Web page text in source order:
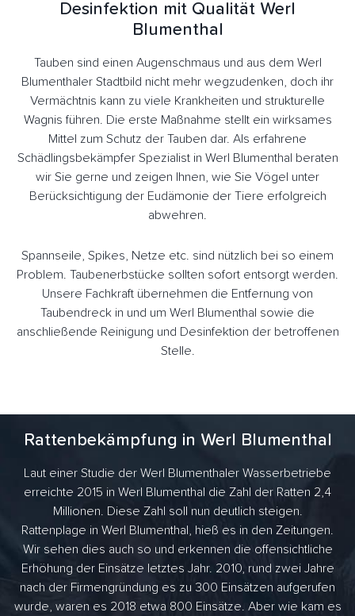
Desinfektion mit Qualität Werl
Blumenthal
Tauben sind einen Augenschmaus und aus dem Werl
Blumenthaler Stadtbild nicht mehr wegzudenken, doch ihr
Vermächtnis kann zu viele Krankheiten und strukturelle
Wagnis führen. Die erste Maßnahme stellt ein wirksames
Mittel zum Schutz der Tauben dar. Als erfahrene
Schädlingsbekämpfer Spezialist in Werl Blumenthal beraten
wir Sie gerne und zeigen Ihnen, wie Sie Vögel unter
Berücksichtigung der Eudämonie der Tiere erfolgreich
abwehren.
Spannseile, Spikes, Netze etc. sind nützlich bei so einem
Problem. Taubenerbstücke sollten sofort entsorgt werden.
Unsere Fachkraft übernehmen die Entfernung von
Taubendreck in und um Werl Blumenthal sowie die
anschließende Reinigung und Desinfektion der betroffenen
Stelle.
Rattenbekämpfung in Werl Blumenthal
Laut einer Studie der Werl Blumenthaler Wasserbetriebe
erreichte 2015 in Werl Blumenthal die Zahl der Ratten 2,4
Millionen. Diese Zahl soll nun deutlich steigen.
Rattenplage in Werl Blumenthal, hieß es in den Zeitungen.
Wir sehen dies auch so und erkennen die offensichtliche
Erhöhung der Einsätze letztes Jahr. 2010, rund zwei Jahre
nach der Firmengründung es zu 300 Einsätzen aufgerufen
wurde, waren es 2018 etwa 800 Einsätze. Aber wie kam es